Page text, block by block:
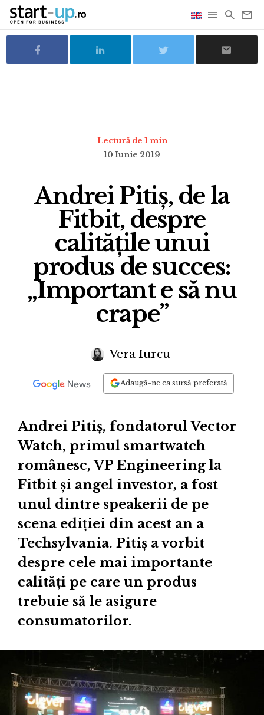
Lectură de 1 min
10 Iunie 2019
Andrei Pitiș, de la
Fitbit, despre
calitățile unui
produs de succes:
„Important e să nu
crape”
Vera Iurcu
Adaugă-ne ca sursă preferată
Andrei Pitiș, fondatorul Vector
Watch, primul smartwatch
românesc, VP Engineering la
Fitbit și angel investor, a fost
unul dintre speakerii de pe
scena ediției din acest an a
Techsylvania. Pitiș a vorbit
despre cele mai importante
calități pe care un produs
trebuie să le asigure
consumatorilor.